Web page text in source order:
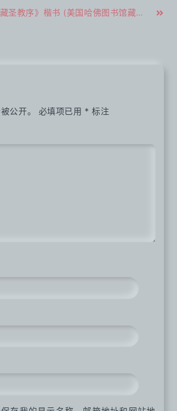
教序》楷书 (美国哈佛图书馆藏拓(片)本)
公开。 必填项已用 * 标注